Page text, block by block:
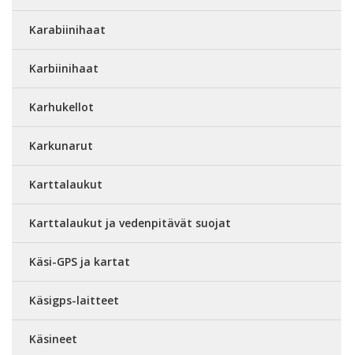
Karabiinihaat
Karbiinihaat
Karhukellot
Karkunarut
Karttalaukut
Karttalaukut ja vedenpitävät suojat
Käsi-GPS ja kartat
Käsigps-laitteet
Käsineet